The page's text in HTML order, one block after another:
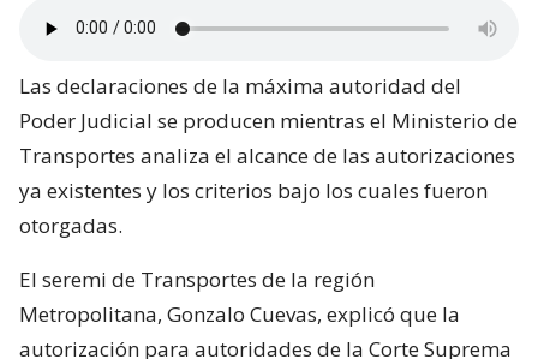
Las declaraciones de la máxima autoridad del
Poder Judicial se producen mientras el Ministerio de
Transportes analiza el alcance de las autorizaciones
ya existentes y los criterios bajo los cuales fueron
otorgadas.
El seremi de Transportes de la región
Metropolitana, Gonzalo Cuevas, explicó que la
autorización para autoridades de la Corte Suprema